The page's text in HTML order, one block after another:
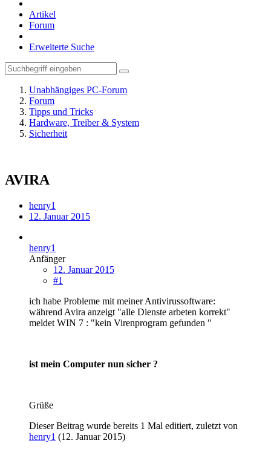
Artikel
Forum
Erweiterte Suche
Unabhängiges PC-Forum
Forum
Tipps und Tricks
Hardware, Treiber & System
Sicherheit
AVIRA
henry1
12. Januar 2015
henry1
Anfänger
12. Januar 2015
#1
ich habe Probleme mit meiner Antivirussoftware:
während Avira anzeigt "alle Dienste arbeten korrekt"
meldet WIN 7 : "kein Virenprogram gefunden "
ist mein Computer nun sicher ?
Grüße
Dieser Beitrag wurde bereits 1 Mal editiert, zuletzt von
henry1 (12. Januar 2015)